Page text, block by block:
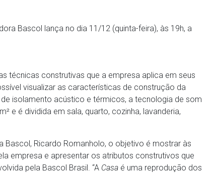
Bascol lança no dia 11/12 (quinta-feira), às 19h, a
técnicas construtivas que a empresa aplica em seus
visualizar as características de construção da
isolamento acústico e térmicos, a tecnologia de som
e é dividida em sala, quarto, cozinha, lavanderia,
Bascol, Ricardo Romanholo, o objetivo é mostrar às
empresa e apresentar os atributos construtivos que
pela Bascol Brasil. “A Casa é uma reprodução dos